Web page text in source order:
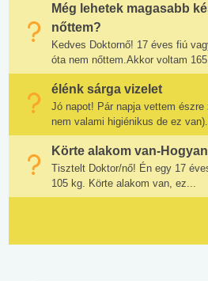
Még lehetek magasabb
nőttem?
Kedves Doktornő! 17 éves fiú
óta nem nőttem.Akkor voltam
élénk sárga vizelet
Jó napot! Pár napja vettem
nem valami higiénikus de ez van)...
Körte alakom van-
Tisztelt Doktor/nő! Én egy 17
105 kg. Körte alakom van, ez...